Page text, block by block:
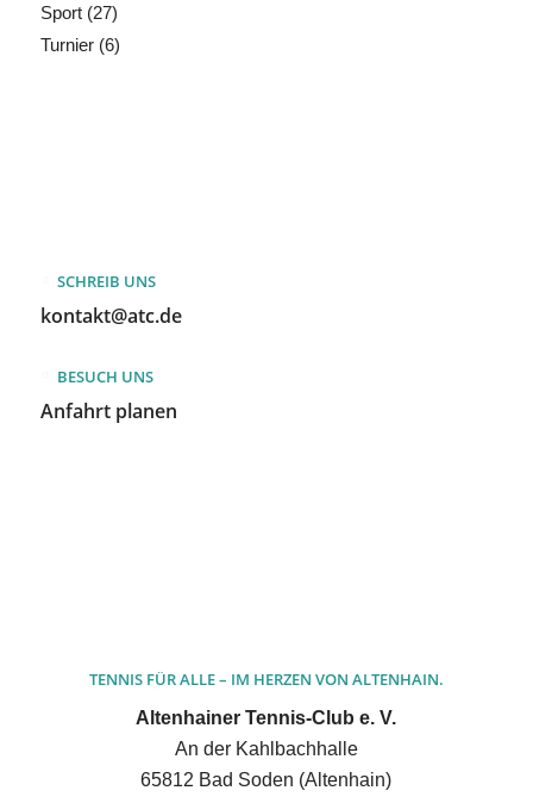
Sport(27)
Turnier(6)
SCHREIB UNS
kontakt@atc.de
BESUCH UNS
Anfahrt planen
TENNIS FÜR ALLE – IM HERZEN VON ALTENHAIN.
Altenhainer Tennis-Club e. V.
An der Kahlbachhalle
65812 Bad Soden (Altenhain)